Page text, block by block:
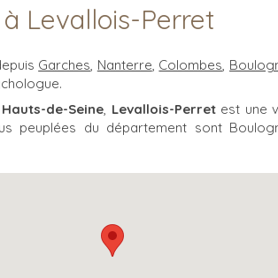
Levallois-Perret
Garches, Nanterre, Colombes,
Hauts-de-Seine, Levallois-Perretest une
peuplées du département sont